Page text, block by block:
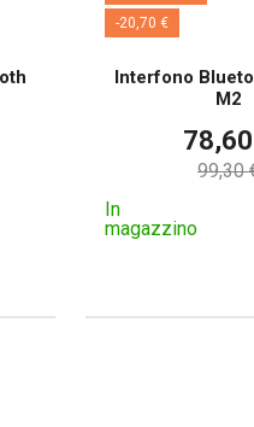
-20,70 €
Interfono
M2
99,30
In
magazzino